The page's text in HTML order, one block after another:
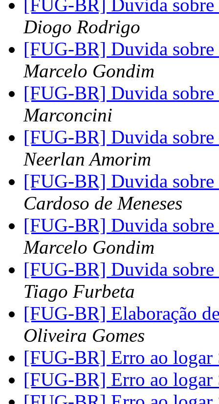
[FUG-BR] Duvida
Diogo Rodrigo
[FUG-BR] Duvida
Marcelo Gondim
[FUG-BR] Duvida
Marconcini
[FUG-BR] Duvida
Neerlan Amorim
[FUG-BR] Duvida
Cardoso de Meneses
[FUG-BR] Duvida
Marcelo Gondim
[FUG-BR] Duvida
Tiago Furbeta
[FUG-BR] Elaboração
Oliveira Gomes
[FUG-BR] Erro ao
[FUG-BR] Erro ao